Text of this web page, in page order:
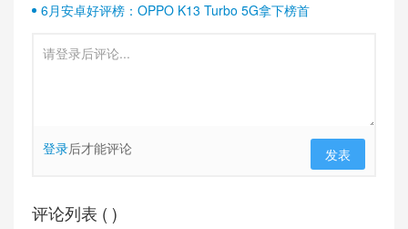
6月安卓好评榜：OPPO K13 Turbo 5G拿下榜首
登录后才能评论 发表
评论列表 ( )